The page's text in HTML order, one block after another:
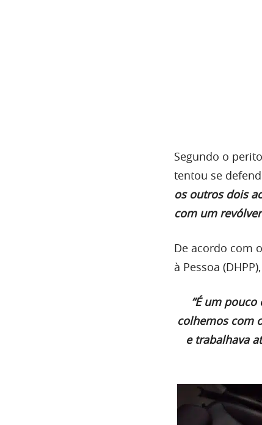
Segundo o
tentou se
os outros dois
com um
De acordo com
à Pessoa
“É um
colhemos com
e trabalhava